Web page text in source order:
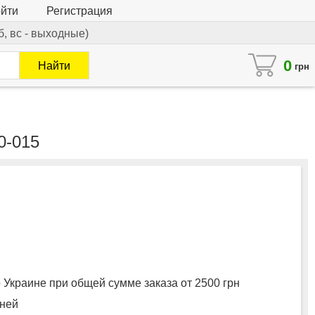
Регистрация
вс - выходные)
0 грн
Найти
015
при общей сумме заказа от 2500 грн